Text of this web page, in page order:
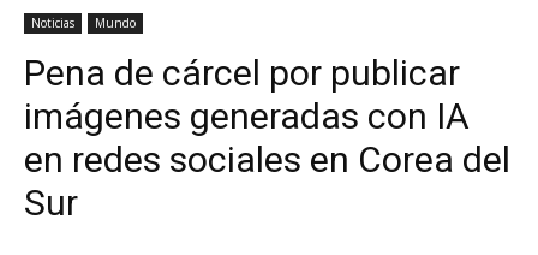
Noticias Mundo
Pena de cárcel por publicar
imágenes generadas con IA
en redes sociales en Corea del
Sur